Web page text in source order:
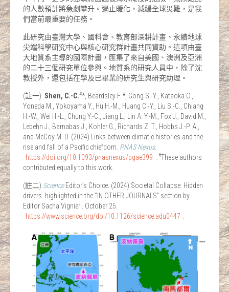
的人數預計將急劇攀升。遏止暖化，減緩全球災難，是我
們當前最重要的任務。
此研究由臺灣大學、國科會、教育部深耕計畫、永續地球
尖端科學研究中心與核心研究群計畫共同資助。這項由臺
大地質系主導的國際計畫，匯集了來自美國、澳洲及亞洲
的二十三個研究單位參與。地質系的研究人員中，除了沈
教授外，還包括在學及已畢業的研究生與研究助理。
(註一) Shen, C.-C.#*, Beardsley F. #, Gong S.-Y., Kataoka O.,
Yoneda M., Yokoyama Y., Hu H.-M., Huang C.-Y., Liu S.-C., Chiang
H.-W., Wei H.-L., Chung Y.-C., Jiang L., Lin A. Y.-M., Fox J., David M.,
Lebehn J., Barnabas J., Kohler G., Richards Z. T., Hobbs J.-P. A.,
and McCoy M. D. (2024) Links between climatic histories and the
rise and fall of a Pacific chiefdom. PNAS Nexus.
https://doi.org/10.1093/pnasnexus/pgae399
#These authors
contributed equally to this work.
(註二) ScienceEditor’s Choice. (2024) Societal Collapse: Hidden
drivers. highlighted in the “IN OTHER JOURNALS” section by
Editor Sacha Vignieri. October 25.
https://www.science.org/doi/10.1126/science.adu0447